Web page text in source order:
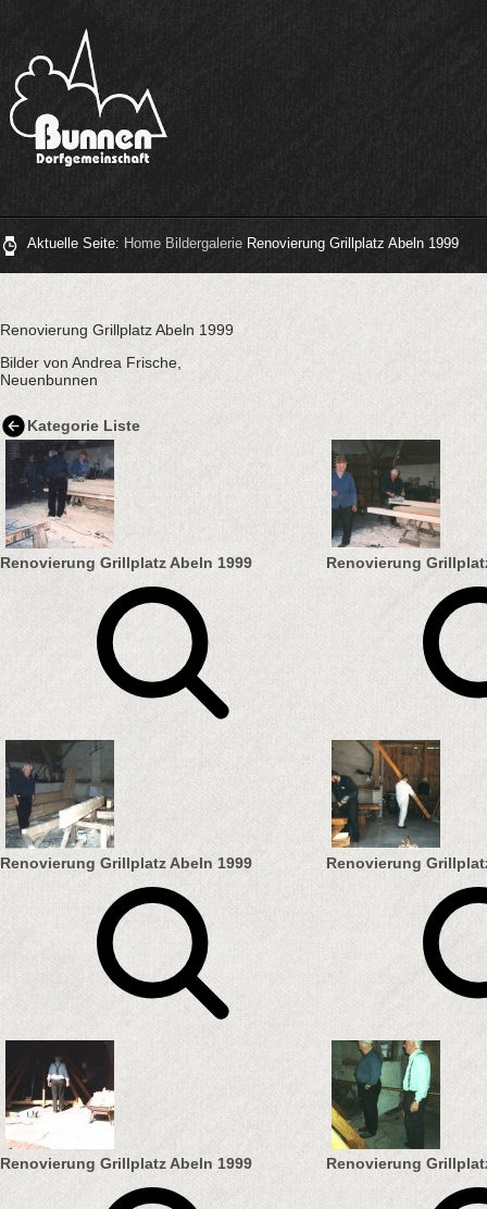
Aktuelle Seite: Home Bildergalerie Renovierung Grillplatz Abeln 1999
Renovierung Grillplatz Abeln 1999
Bilder von Andrea Frische,
Neuenbunnen
Kategorie Liste
Renovierung Grillplatz Abeln 1999 Renovierung
Renovierung Grillplatz Abeln 1999 Renovierung
Renovierung Grillplatz Abeln 1999 Renovierung